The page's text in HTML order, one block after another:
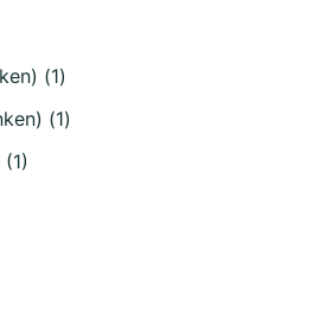
(1)
(1)